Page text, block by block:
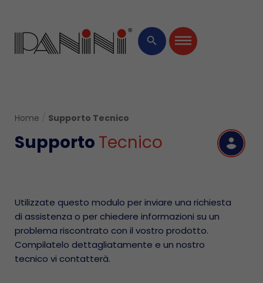
search
Home Supporto Tecnico
Supporto Tecnico
Utilizzate questo modulo per inviare una richiesta
di assistenza o per chiedere informazioni su un
problema riscontrato con il vostro prodotto.
Compilatelo dettagliatamente e un nostro
tecnico vi contatterà.